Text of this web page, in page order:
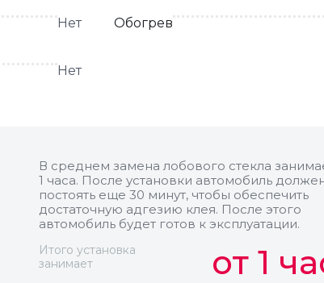
Нет Обогрев
Нет
В среднем замена лобового стекла
1 часа. После установки автомобиль
постоять еще 30 минут, чтобы обеспечить
достаточную адгезию клея. После этого
автомобиль будет готов к эксплуатации.
Итого установка
занимает
от 1